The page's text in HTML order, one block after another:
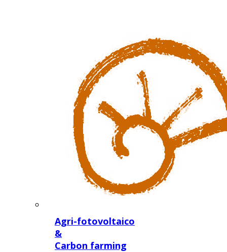
Agri-fotovoltaico
&
Carbon farming